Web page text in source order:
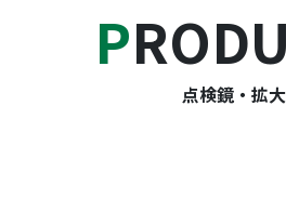
点検鏡・拡